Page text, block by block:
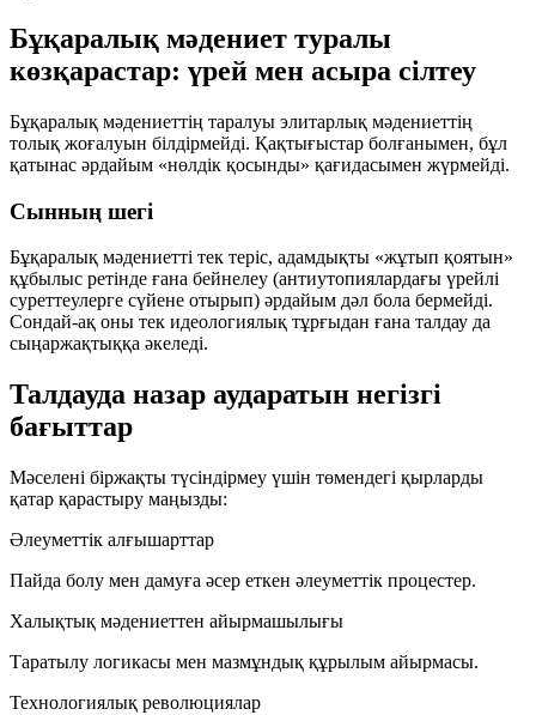
Бұқаралық мәдениет туралы
көзқарастар: үрей мен асыра сілтеу
Бұқаралық мәдениеттің таралуы элитарлық мәдениеттің
толық жоғалуын білдірмейді. Қақтығыстар болғанымен, бұл
қатынас әрдайым «нөлдік қосынды» қағидасымен жүрмейді.
Сынның шегі
Бұқаралық мәдениетті тек теріс, адамдықты «жұтып қоятын»
құбылыс ретінде ғана бейнелеу (антиутопиялардағы үрейлі
суреттеулерге сүйене отырып) әрдайым дәл бола бермейді.
Сондай-ақ оны тек идеологиялық тұрғыдан ғана талдау да
сыңаржақтыққа әкеледі.
Талдауда назар аударатын негізгі
бағыттар
Мәселені біржақты түсіндірмеу үшін төмендегі қырларды
қатар қарастыру маңызды:
Әлеуметтік алғышарттар
Пайда болу мен дамуға әсер еткен әлеуметтік процестер.
Халықтық мәдениеттен айырмашылығы
Таратылу логикасы мен мазмұндық құрылым айырмасы.
Технологиялық революциялар